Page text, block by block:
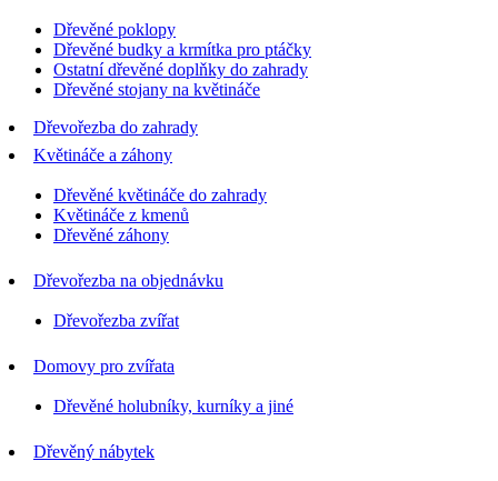
Dřevěné poklopy
Dřevěné budky a krmítka pro ptáčky
Ostatní dřevěné doplňky do zahrady
Dřevěné stojany na květináče
Dřevořezba do zahrady
Květináče a záhony
Dřevěné květináče do zahrady
Květináče z kmenů
Dřevěné záhony
Dřevořezba na objednávku
Dřevořezba zvířat
Domovy pro zvířata
Dřevěné holubníky, kurníky a jiné
Dřevěný nábytek